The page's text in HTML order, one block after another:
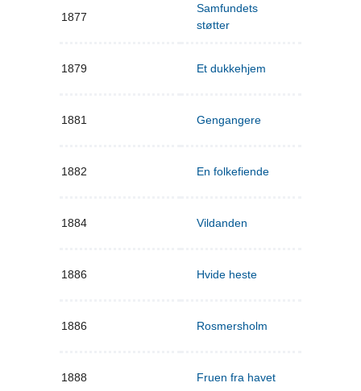
1877
Samfundets
støtter
1879 Et dukkehjem
1881 Gengangere
1882 En folkefiende
1884 Vildanden
1886 Hvide heste
1886 Rosmersholm
1888 Fruen fra havet